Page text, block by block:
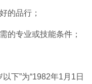
的品行；
的专业或技能条件；
下”为“1982年1月1日